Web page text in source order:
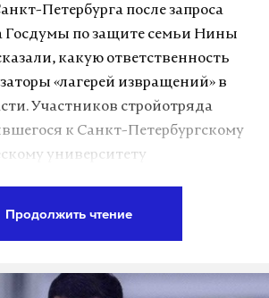
Петербурга после запроса
Госдумы по защите семьи Нины
какую ответственность
«лагерей извращений» в
Участников стройотряда
к Санкт-Петербургскому
университету
Останина отправила
Продолжить чтение